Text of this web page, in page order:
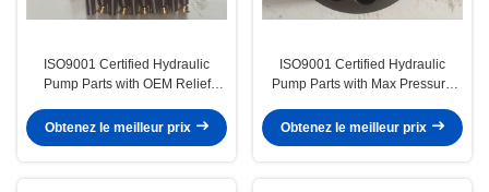
ISO9001 Certified Hydraulic
Pump Parts with OEM Relief
PSI
Obtenez le meilleur prix
ISO9001 Certified Hydraulic
Pump Parts with Max Pressure
Model
Obtenez le meilleur prix